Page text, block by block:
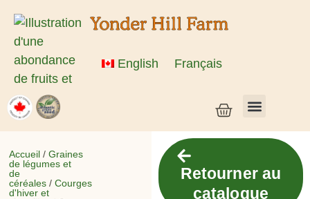
English Français
Accueil /Graines
de légumes et
de
céréales /Courges
d'hiver et
Retourner au
catalogue